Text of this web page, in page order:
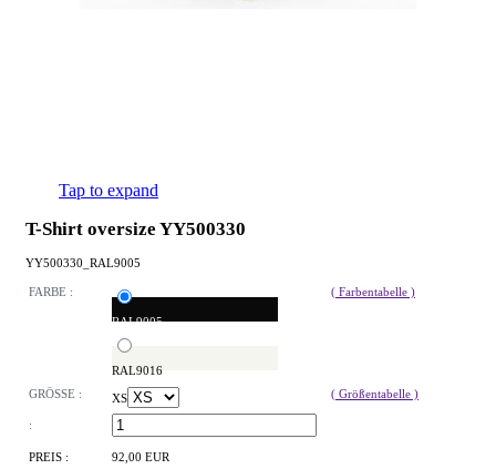
Tap to expand
T-Shirt oversize YY500330
YY500330_RAL9005
FARBE :
RAL9005
RAL9016
( Farbentabelle )
GRÖSSE : XS ( Größentabelle )
:
PREIS : 92,00 EUR